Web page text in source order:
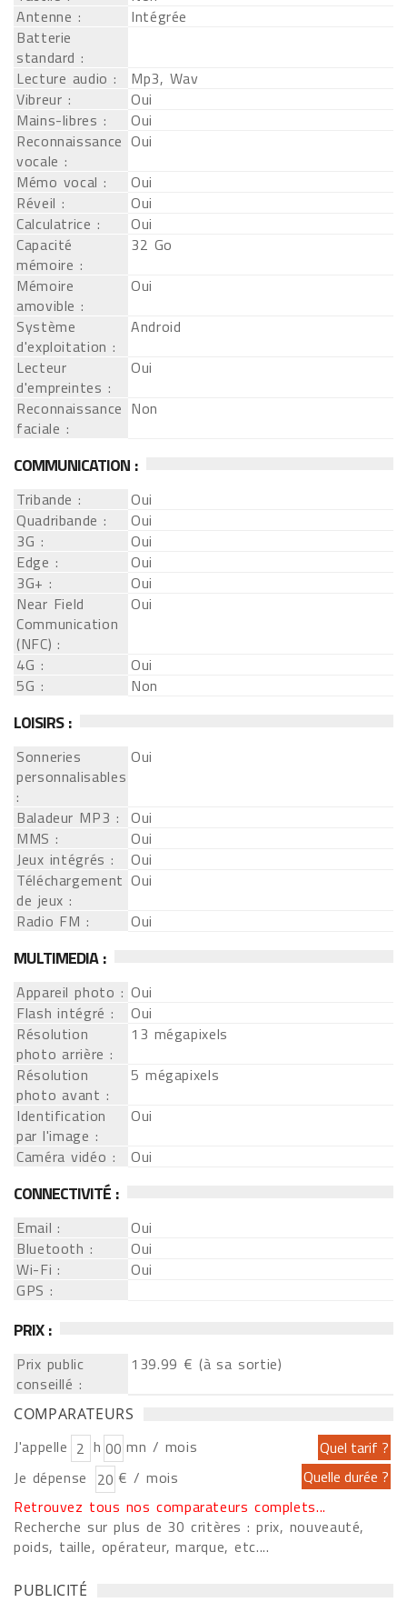
Antenne :
Intégrée
Batterie
standard :
Lecture audio :
Mp3, Wav
Vibreur :
Oui
Mains-libres :
Oui
Reconnaissance
vocale :
Oui
Mémo vocal :
Oui
Réveil :
Oui
Calculatrice :
Oui
Capacité
mémoire :
32 Go
Mémoire
amovible :
Oui
Système
d'exploitation :
Android
Lecteur
d'empreintes :
Oui
Reconnaissance
faciale :
Non
COMMUNICATION :
Tribande :
Oui
Quadribande :
Oui
3G :
Oui
Edge :
Oui
3G+ :
Oui
Near Field
Communication
(NFC) :
Oui
4G :
Oui
5G :
Non
LOISIRS :
Sonneries
personnalisables
:
Oui
Baladeur MP3 : Oui
MMS :
Oui
Jeux intégrés :
Oui
Téléchargement
de jeux :
Oui
Radio FM :
Oui
MULTIMEDIA :
Appareil photo : Oui
Flash intégré :
Oui
Résolution
photo arrière :
13 mégapixels
Résolution
photo avant :
5 mégapixels
Identification
par l'image :
Oui
Caméra vidéo :
Oui
CONNECTIVITÉ :
Email :
Oui
Bluetooth :
Oui
Wi-Fi :
Oui
GPS :
PRIX :
Prix public
conseillé :
139.99 € (à sa sortie)
COMPARATEURS
J'appelle h
mn / mois
Je dépense
€ / mois
Retrouvez tous nos comparateurs complets...
Recherche sur plus de 30 critères : prix, nouveauté,
poids, taille, opérateur, marque, etc....
PUBLICITÉ